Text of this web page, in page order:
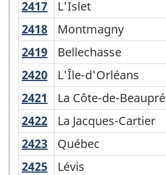
2417 L'Islet
L'Islet
2418 Montmagny
Montmagny
2419 Bellechasse
Bellechasse
2420 L'Île-d'Orléans
L'Île-d'Orléans
2421
La Côte-de-Beaupré
La Côte-de-Beaupré
2422 La Jacques-Cartier
La Jacques-Cartier
2423 Québec
Québec
2425 Lévis
Lévis